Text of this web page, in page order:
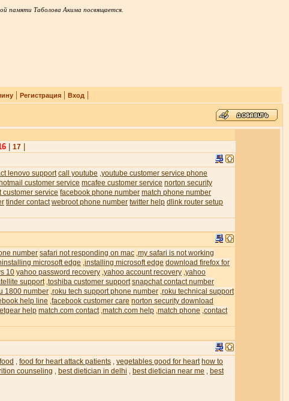
памяти Таболова Акима посвящается.
| Регистрация| Вход |
| 17|
lenovo support call youtube youtube customer service phone
hotmail customer service mcafee customer service norton security
customer service facebook phone number match phone number
tinder contact webroot phone number twitter help dlink router setup
number safari not responding on mac my safari is not working
microsoft edge installing microsoft edge download firefox for
10 yahoo password recovery yahoo account recovery yahoo
support toshiba customer support snapchat contact number
1800 number roku tech support phone number roku technical support
help line facebook customer care norton security download
help match.com contact match.com help match phone contact
food for heart attack patients vegetables good for heart how to
counseling best dietician in delhi best dietician near me
best